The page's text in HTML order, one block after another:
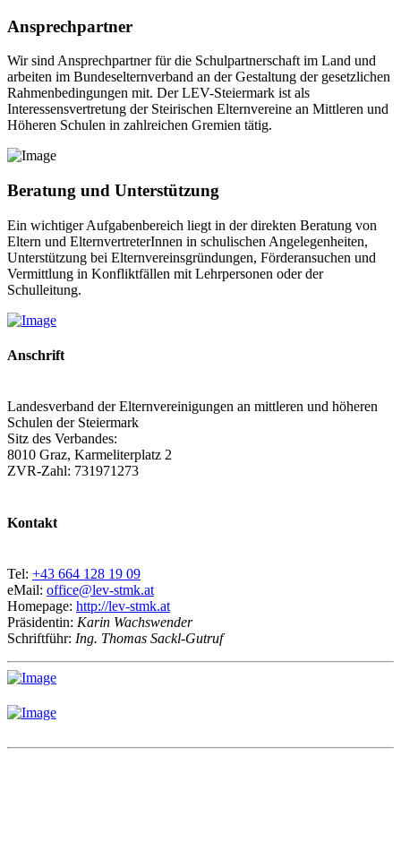
Ansprechpartner
Wir sind Ansprechpartner für die Schulpartnerschaft im Land und
arbeiten im Bundeselternverband an der Gestaltung der gesetzlichen
Rahmenbedingungen mit. Der LEV-Steiermark ist als
Interessensvertretung der Steirischen Elternvereine an Mittleren und
Höheren Schulen in zahlreichen Gremien tätig.
Beratung und Unterstützung
Ein wichtiger Aufgabenbereich liegt in der direkten Beratung von
Eltern und ElternvertreterInnen in schulischen Angelegenheiten,
Unterstützung bei Elternvereinsgründungen, Förderansuchen und
Vermittlung in Konfliktfällen mit Lehrpersonen oder der
Schulleitung.
Anschrift
Landesverband der Elternvereinigungen an mittleren und höheren
Schulen der Steiermark
Sitz des Verbandes:
8010 Graz, Karmeliterplatz 2
ZVR-Zahl: 731971273
Kontakt
Tel: +43 664 128 19 09
eMail: office@lev-stmk.at
Homepage: http://lev-stmk.at
Präsidentin: Karin Wachswender
Schriftführ: Ing. Thomas Sackl-Gutruf